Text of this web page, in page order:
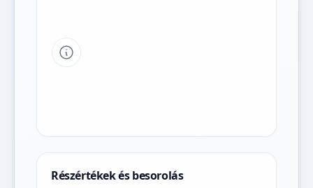
Tipp a grafikon jelmagyarázatához
Részértékek és besorolás